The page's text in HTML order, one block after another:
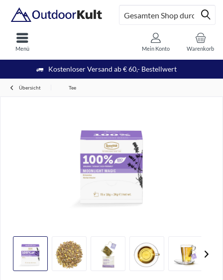
Kostenloser Versand ab € 60,- Bestellwert
Menü Warenkorb
Mein Konto
Übersicht Tee